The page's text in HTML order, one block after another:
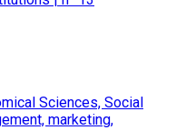
Sciences, Social
marketing,